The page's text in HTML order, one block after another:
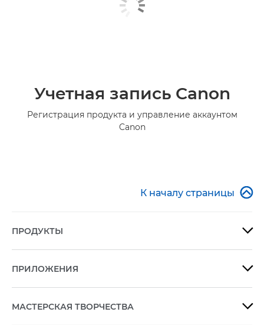
Учетная запись Canon
Регистрация продукта и управление аккаунтом
Canon
К началу страницы 
ПРОДУКТЫ 
ПРИЛОЖЕНИЯ 
МАСТЕРСКАЯ ТВОРЧЕСТВА 